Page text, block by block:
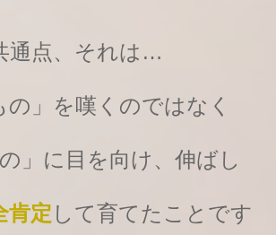
通点、それは…
の」を嘆くのではなく
」に目を向け、伸ばし
肯定 して育てたことです
BLOG